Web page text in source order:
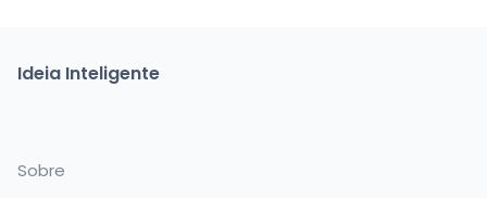
Ideia Inteligente
Sobre